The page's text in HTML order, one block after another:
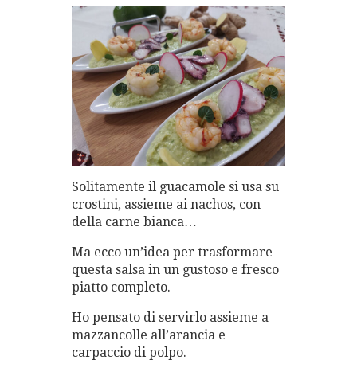
Solitamente il guacamole si usa su
crostini, assieme ai nachos, con
della carne bianca…
Ma ecco un’idea per trasformare
questa salsa in un gustoso e fresco
piatto completo.
Ho pensato di servirlo assieme a
mazzancolle all’arancia e
carpaccio di polpo.